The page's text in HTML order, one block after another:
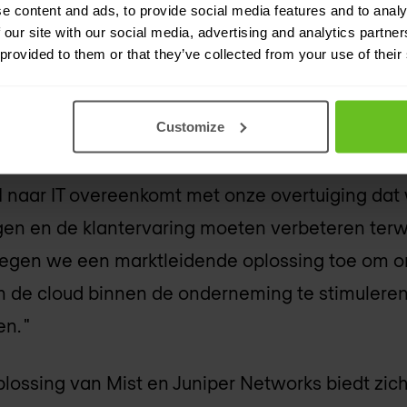
content and ads, to provide social media features and to
site with our social media, advertising and analytics
to them or that they’ve collected from your use of
Customize
van activiteiten, verbetering van
eigendomskosten (TCO).
geschikt voor Juniper en onze zakelijke
Networks, uit. "Juniper en Mist delen een
naar IT overeenkomt met onze overtuiging
en de klantervaring moeten verbeteren
we een marktleidende oplossing toe om
de cloud binnen de onderneming te
"
van Mist en Juniper Networks biedt